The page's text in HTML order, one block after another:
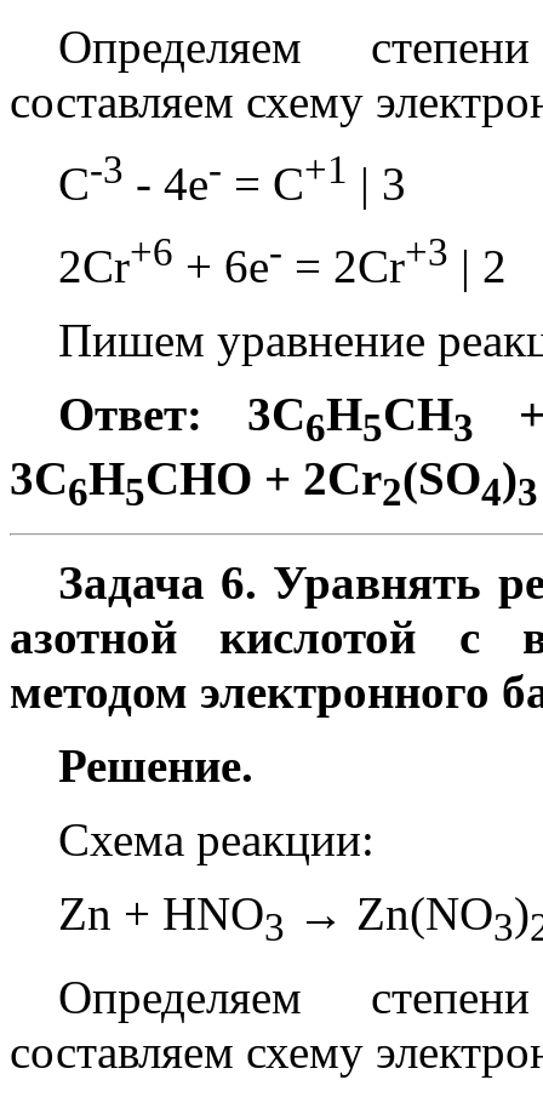
Определяем
составляем схему
C-3 - 4e- = C+1 | 3
2Cr+6 + 6e- = 2Cr+3 | 2
Пишем уравнение
Ответ: 3C6H5CH3
3C6H5CHO + 2Cr2(SO4)3
Задача 6. Уравнять
азотной кислотой с
методом электронного
Решение.
Схема реакции:
Zn + HNO3 → Zn(NO3)
Определяем
составляем схему